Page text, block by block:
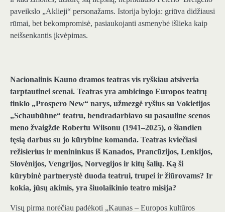
paveikslo „Aklieji“ personažams. Istorija byloja: griūva didžiausi
rūmai, bet bekompromisė, pasiaukojanti asmenybė išlieka kaip
neišsenkantis įkvėpimas.
Nacionalinis Kauno dramos teatras vis ryškiau atsiveria
tarptautinei scenai. Teatras yra ambicingo Europos teatrų
tinklo „Prospero New“ narys, užmezgė ryšius su Vokietijos
„Schaubühne“ teatru, bendradarbiavo su pasauline scenos
meno žvaigžde Robertu Wilsonu (1941–2025), o šiandien
tęsią darbus su jo kūrybine komanda. Teatras kviečiasi
režisierius ir menininkus iš Kanados, Prancūzijos, Lenkijos,
Slovėnijos, Vengrijos, Norvegijos ir kitų šalių. Ką ši
kūrybinė partnerystė duoda teatrui, trupei ir žiūrovams? Ir
kokia, jūsų akimis, yra šiuolaikinio teatro misija?
Visų pirma norėčiau padėkoti „Kaunas – Europos kultūros